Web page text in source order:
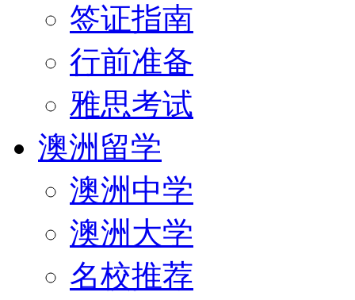
签证指南
行前准备
雅思考试
澳洲留学
澳洲中学
澳洲大学
名校推荐